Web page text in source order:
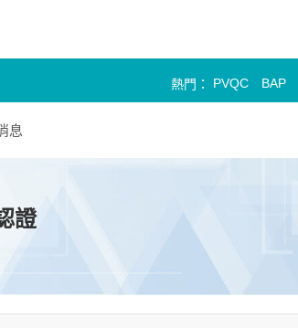
熱門： PVQC BAP
PELC
息
證